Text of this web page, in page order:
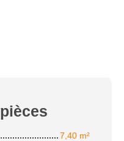
pièces
7,40 m²